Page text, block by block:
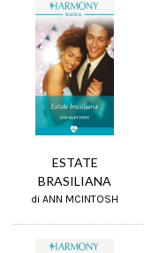
ESTATE
BRASILIANA
di ANN MCINTOSH